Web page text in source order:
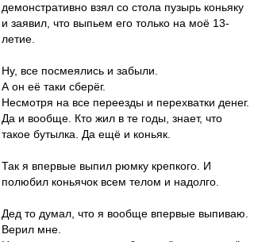
демонстративно взял со стола пузырь коньяку
и заявил, что выпьем его только на моё 13-
летие.
Ну, все посмеялись и забыли.
А он её таки сберёг.
Несмотря на все переезды и перехватки денег.
Да и вообще. Кто жил в те годы, знает, что
такое бутылка. Да ещё и коньяк.
Так я впервые выпил рюмку крепкого. И
полюбил коньячок всем телом и надолго.
Дед то думал, что я вообще впервые выпиваю.
Верил мне.